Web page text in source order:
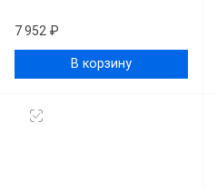
7 952 ₽
В корзину